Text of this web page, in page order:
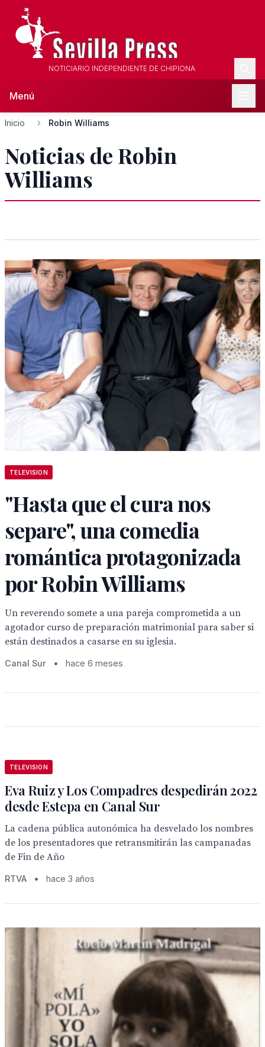
NOTICIARIO INDEPENDIENTE DE CHIPIONA
Menú
Inicio Robin Williams
Noticias de Robin
Williams
TELEVISION
"Hasta que el cura nos
separe", una comedia
romántica protagonizada
por Robin Williams
Un reverendo somete a una pareja comprometida a un
agotador curso de preparación matrimonial para saber si
están destinados a casarse en su iglesia.
Canal Sur • hace 6 meses
TELEVISION
Eva Ruiz y Los Compadres despedirán 2022
desde Estepa en Canal Sur
La cadena pública autonómica ha desvelado los nombres
de los presentadores que retransmitirán las campanadas
de Fin de Año
RTVA • hace 3 años